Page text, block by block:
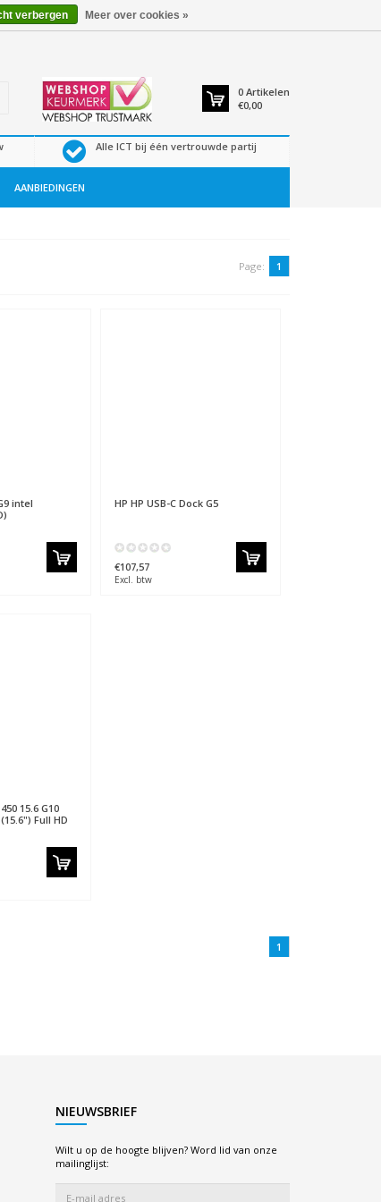
0 Artikelen
€0,00
Alle ICT bij één vertrouwde partij
AANBIEDINGEN
Page: 1
intel
HP HP USB-C Dock G5
€107,57
Excl. btw
15.6 G10
Full HD
1
NIEUWSBRIEF
Wilt u op de hoogte blijven? Word lid van onze
mailinglijst:
verbergen Meer over cookies »